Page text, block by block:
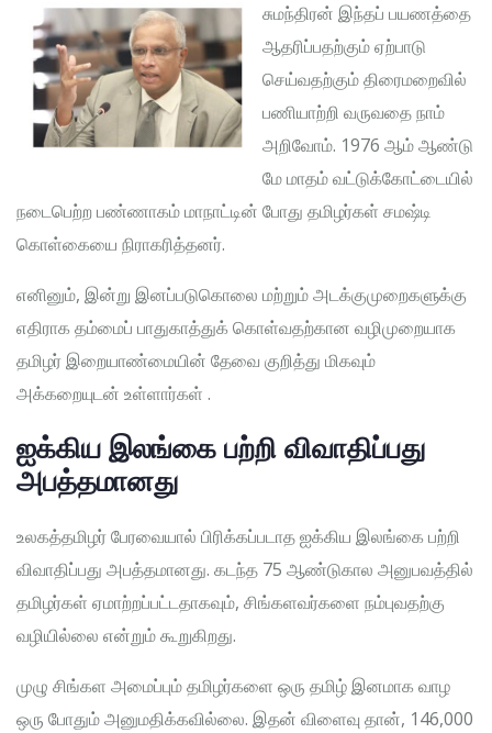
சுமந்திரன் இந்தப் பயணத்தை
ஆதரிப்பதற்கும் ஏற்பாடு
செய்வதற்கும் திரைமறைவில்
பணியாற்றி வருவதை நாம்
அறிவோம். 1976 ஆம் ஆண்டு
மே மாதம் வட்டுக்கோட்டையில்
நடைபெற்ற பண்ணாகம் மாநாட்டின் போது தமிழர்கள் சமஷ்டி
கொள்கையை நிராகரித்தனர்.
எனினும், இன்று இனப்படுகொலை மற்றும் அடக்குமுறைகளுக்கு
எதிராக தம்மைப் பாதுகாத்துக் கொள்வதற்கான வழிமுறையாக
தமிழர் இறையாண்மையின் தேவை குறித்து மிகவும்
அக்கறையுடன் உள்ளார்கள் .
ஐக்கிய இலங்கை பற்றி விவாதிப்பது
அபத்தமானது
உலகத்தமிழர் பேரவையால் பிரிக்கப்படாத ஐக்கிய இலங்கை பற்றி
விவாதிப்பது அபத்தமானது. கடந்த 75 ஆண்டுகால அனுபவத்தில்
தமிழர்கள் ஏமாற்றப்பட்டதாகவும், சிங்களவர்களை நம்புவதற்கு
வழியில்லை என்றும் கூறுகிறது.
முழு சிங்கள அமைப்பும் தமிழர்களை ஒரு தமிழ் இனமாக வாழ
ஒரு போதும் அனுமதிக்கவில்லை. இதன் விளைவு தான், 146,000